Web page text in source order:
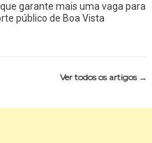
garante mais uma vaga para
público de Boa Vista
Ver todos os artigos →